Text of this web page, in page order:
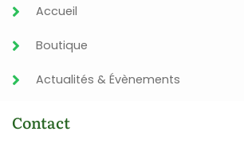
Accueil
Boutique
Actualités & Évènements
Contact